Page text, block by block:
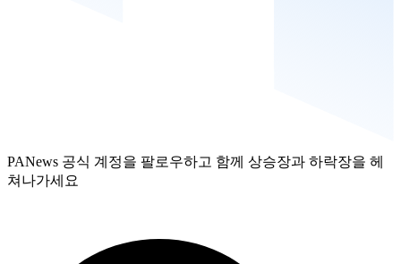
PANews 공식 계정을 팔로우하고 함께 상승장과 하락장을 헤
쳐나가세요